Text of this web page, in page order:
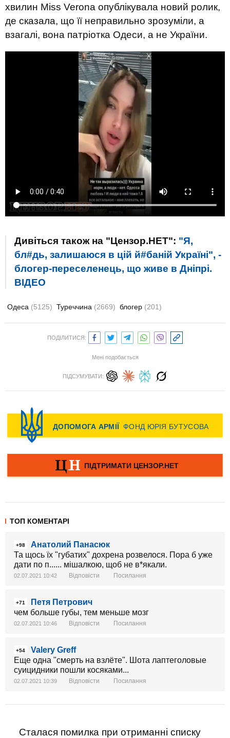
хвилин Miss Verona опублікувала новий ролик,
де сказала, що її неправильно зрозуміли, а
взагалі, вона патріотка Одеси, а не України.
Дивіться також на "Цензор.НЕТ": "Я,
бл#дь, залишаюся в цій й#баній Україні", -
блогер-переселенець, що живе в Дніпрі.
ВIДЕО
Одеса (5125) Туреччина (2669) блогер (201)
ПОДІЛИТИСЯ:
Мені подобається
ПІДСУМУВАТИ:
ТОП КОМЕНТАРІ
+98
Анатолий Панасюк
Та щось їх "губатих" дохрена розвелося. Пора б уже
дати по п...... мішалкою, щоб не в*якали.
02.07.2021 10:42 Відповісти Посилання
+71
Петя Петрович
чем больше губы, тем меньше мозг
02.07.2021 10:46 Відповісти Посилання
+54
Valery Greff
Еще одна "смерть на взлёте". Шота лаптеголовые
суицидники пошли косяками...
02.07.2021 10:39 Відповісти Посилання
Сталася помилка при отриманні списку